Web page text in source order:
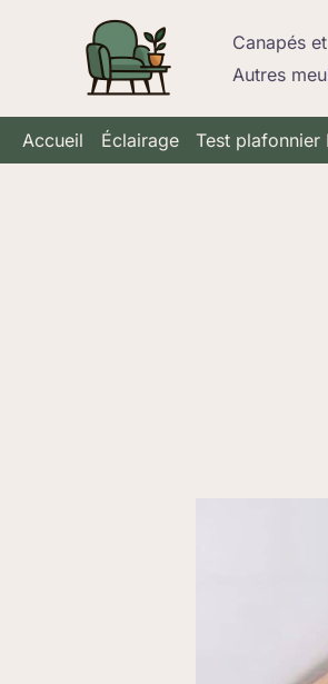
Canapés
Autres
Accueil Éclairage Test